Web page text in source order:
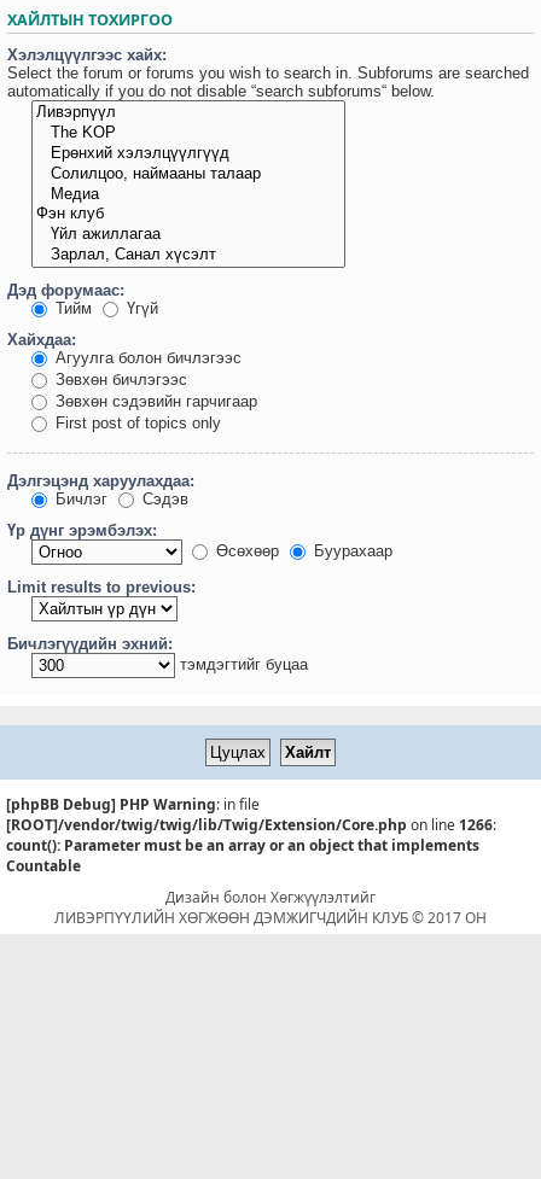
ХАЙЛТЫН ТОХИРГОО
Хэлэлцүүлгээс хайх:
Select the forum or forums you wish to search in. Subforums are searched
automatically if you do not disable “search subforums“ below.
Дэд форумаас:
Тийм
Үгүй
Хайхдаа:
Агуулга болон бичлэгээс
Зөвхөн бичлэгээс
Зөвхөн сэдэвийн гарчигаар
First post of topics only
Дэлгэцэнд харуулахдаа:
Бичлэг
Сэдэв
Үр дүнг эрэмбэлэх:
Өсөхөөр
Буурахаар
Limit results to previous:
Бичлэгүүдийн эхний:
тэмдэгтийг буцаа
[phpBB Debug] PHP Warning: in file
[ROOT]/vendor/twig/twig/lib/Twig/Extension/Core.php on line 1266:
count(): Parameter must be an array or an object that implements
Countable
Дизайн болон Хөгжүүлэлтийг
ЛИВЭРПҮҮЛИЙН ХӨГЖӨӨН ДЭМЖИГЧДИЙН КЛУБ © 2017 ОН